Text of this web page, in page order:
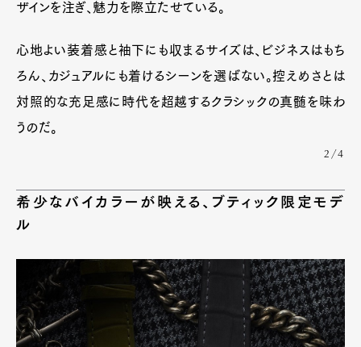
ザインを注ぎ、魅力を際立たせている。
心地よい装着感と袖下にも収まるサイズは、ビジネスはもち
ろん、カジュアルにも着けるシーンを選ばない。控えめさとは
対照的な充足感に時代を超越するクラシックの真髄を味わ
うのだ。
2/4
希少なバイカラーが映える、ブティック限定モデ
ル